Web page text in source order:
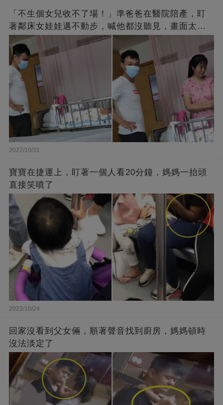
「不生個女兒收不了場！」準爸爸在醫院陪產，盯
著鄰床女娃娃邁不動步，喊他都沒聽見，畫面太有
愛了！
2022/10/31
寶寶在捷運上，盯著一個人看20分鐘，媽媽一抬頭
直接笑噴了
2022/10/24
回家沒看到父女倆，順著聲音找到廚房，媽媽頓時
沒法淡定了